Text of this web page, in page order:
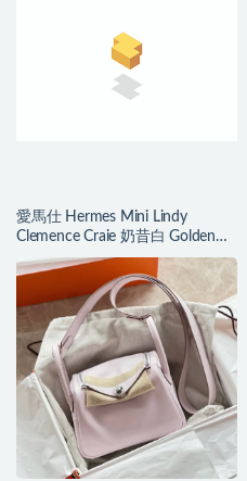
愛馬仕 Hermes Mini Lindy
Clemence Craie 奶昔白 Golden
Hardware